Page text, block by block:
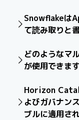
Snowflake
Snowflakeマネ
エンジンの読み
をIcebergテーブ
Catalogに同期す
範な読み取り専
ても、プラット
Snowflakeは、
ジドまたは外部
ます。
Snowflakeは
て読み取りと
りと書き込みの
す。Snowflake
に外部マネージ
ポートが一般提
どのようなマ
が使用できま
は、ロールベー
なセキュリティ
ニュートラルな
Horizon
よびガバナン
ブルに適用さ